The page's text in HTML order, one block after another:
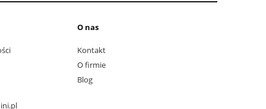
O nas
Kontakt
O firmie
Blog